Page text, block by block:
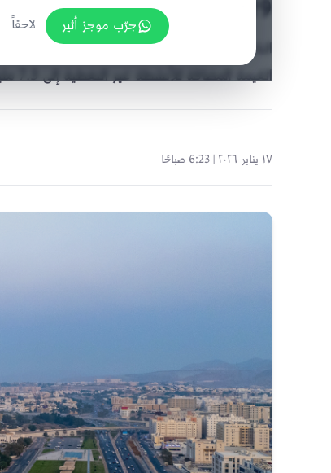
القيمة المضافة للأنشطة غير النفطية إلى 7.3 مليار ريال
١٧ يناير ٢٠٢٦ | 6:23 صباحًا
جرّب موجز أثير
لاحقاً